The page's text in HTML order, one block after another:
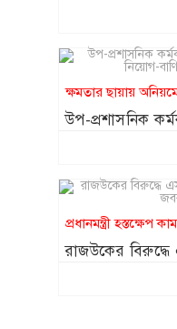
বিরুদ্ধে
ক্ষমতার ছায়ায়
উপ-প্রশাসনিক
স্বজনপ্রীতি ও
প্রধানমন্ত্রী হস্তক্ষেপ
রাজউকের
ভোগদখলীয়